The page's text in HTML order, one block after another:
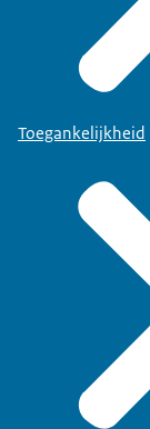
Toegankelijkheid